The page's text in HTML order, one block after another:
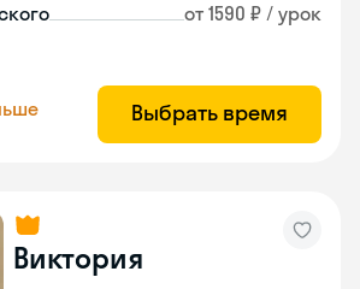
от 1590 ₽ / урок
Выбрать время
Виктория